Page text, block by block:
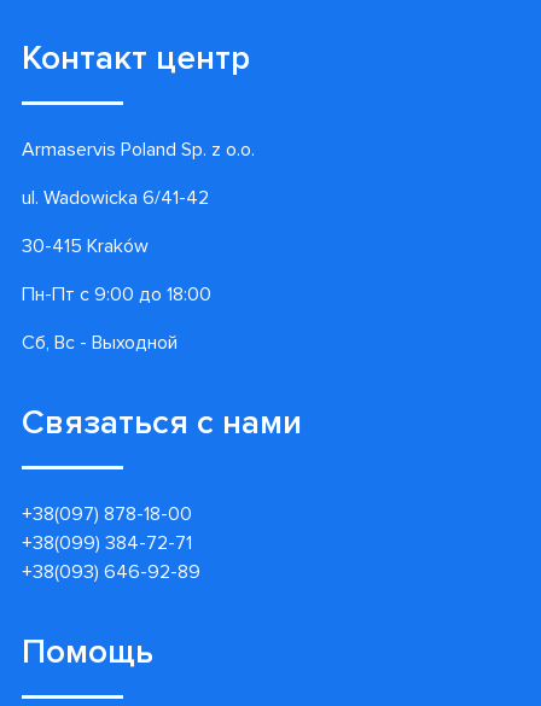
Контакт центр
Armaservis Poland Sp. z o.o.
ul. Wadowicka 6/41-42
30-415 Kraków
Пн-Пт с 9:00 до 18:00
Сб, Вс - Выходной
Связаться с нами
+38(097) 878-18-00
+38(099) 384-72-71
+38(093) 646-92-89
Помощь